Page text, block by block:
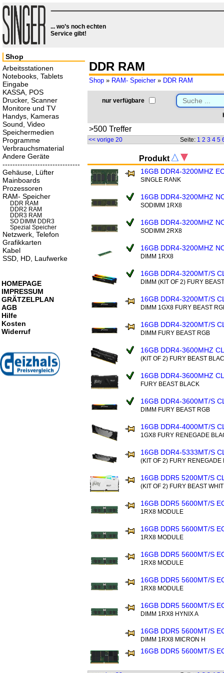
... wo’s noch echten
Service gibt!
DDR RAM
Shop » RAM- Speicher» DDR RAM
nur verfügbare
>500 Treffer
<< vorige 20 Seite: 1 2 3 4 5
Produkt
16GB DDR4-3200MHZ
SINGLE RANK
16GB DDR4-3200MHZ
SODIMM 1RX8
16GB DDR4-3200MHZ
SODIMM 2RX8
16GB DDR4-3200MHZ
DIMM 1RX8
16GB DDR4-3200MT/S
DIMM (KIT OF 2) FURY
16GB DDR4-3200MT/S
DIMM 1GX8 FURY BEAST
16GB DDR4-3200MT/S
DIMM FURY BEAST RGB
16GB DDR4-3600MHZ
(KIT OF 2) FURY BEAST
16GB DDR4-3600MHZ
FURY BEAST BLACK
16GB DDR4-3600MT/S
DIMM FURY BEAST RGB
16GB DDR4-4000MT/S
1GX8 FURY RENEGADE
16GB DDR4-5333MT/S
(KIT OF 2) FURY RENEGADE
16GB DDR5 5200MT/S
(KIT OF 2) FURY BEAST
16GB DDR5 5600MT/S
1RX8 MODULE
16GB DDR5 5600MT/S
1RX8 MODULE
16GB DDR5 5600MT/S
1RX8 MODULE
16GB DDR5 5600MT/S
1RX8 MODULE
16GB DDR5 5600MT/S
DIMM 1RX8 HYNIX A
16GB DDR5 5600MT/S
DIMM 1RX8 MICRON H
16GB DDR5 5600MT/S
Shop
Arbeitsstationen
Notebooks, Tablets
Eingabe
KASSA, POS
Drucker, Scanner
Monitore und TV
Handys, Kameras
Sound, Video
Speichermedien
Programme
Verbrauchsmaterial
Andere Geräte
-------------------------------
Gehäuse, Lüfter
Mainboards
Prozessoren
RAM- Speicher
DDR RAM
DDR2 RAM
DDR3 RAM
SO DIMM DDR3
Spezial Speicher
Netzwerk, Telefon
Grafikkarten
Kabel
SSD, HD, Laufwerke
HOMEPAGE
IMPRESSUM
GRÄTZELPLAN
AGB
Hilfe
Kosten
Widerruf